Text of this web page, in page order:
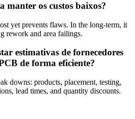
manter os custos baixos?
yet prevents flaws. In the long-term, it
rework and area failings.
estimativas de fornecedores
de forma eficiente?
downs: products, placement, testing,
lead times, and quantity discounts.